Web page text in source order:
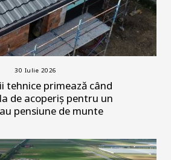
30 Iulie 2026
tehnice primează când
de acoperiș pentru un
pensiune de munte